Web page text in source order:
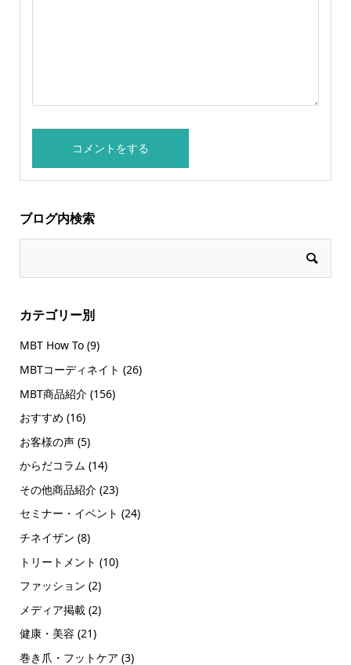
ブログ内検索
カテゴリー別
MBT How To(9)
MBTコーディネイト (26)
MBT商品紹介(156)
おすすめ (16)
お客様の声(5)
からだコラム (14)
その他商品紹介(23)
セミナー・イベント (24)
チネイザン (8)
トリートメント (10)
ファッション (2)
メディア掲載(2)
健康・美容 (21)
巻き爪・フットケア (3)